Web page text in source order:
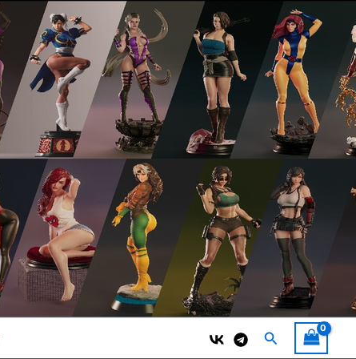
Поиск